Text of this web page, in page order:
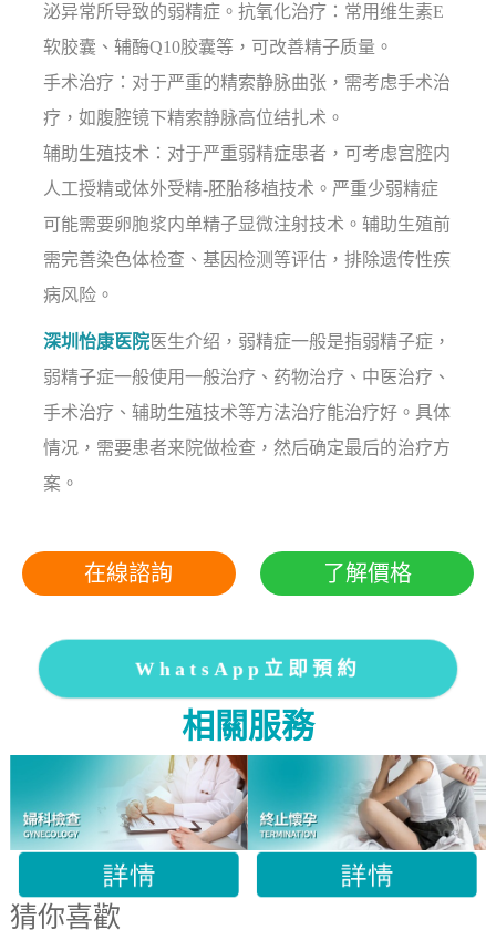
泌异常所导致的弱精症。抗氧化治疗：常用维生素E
软胶囊、辅酶Q10胶囊等，可改善精子质量。
手术治疗：对于严重的精索静脉曲张，需考虑手术治
疗，如腹腔镜下精索静脉高位结扎术。
辅助生殖技术：对于严重弱精症患者，可考虑宫腔内
人工授精或体外受精-胚胎移植技术。严重少弱精症
可能需要卵胞浆内单精子显微注射技术。辅助生殖前
需完善染色体检查、基因检测等评估，排除遗传性疾
病风险。
深圳怡康医院医生介绍，弱精症一般是指弱精子症，
弱精子症一般使用一般治疗、药物治疗、中医治疗、
手术治疗、辅助生殖技术等方法治疗能治疗好。具体
情况，需要患者来院做检查，然后确定最后的治疗方
案。
在線諮詢 了解價格
WhatsApp立即預約
相關服務
猜你喜歡